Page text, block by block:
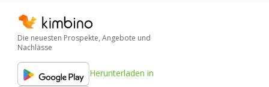
Die neuesten Prospekte, Angebote und
Nachlässe
Herunterladen in